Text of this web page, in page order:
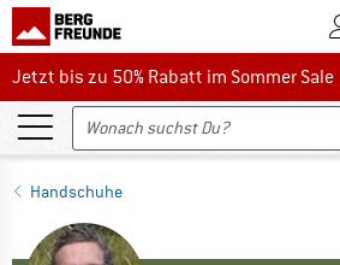
Jetzt bis zu 50% Rabatt im Sommer Sale
Jetzt bis zu 50% Rabatt im Sommer
Handschuhe